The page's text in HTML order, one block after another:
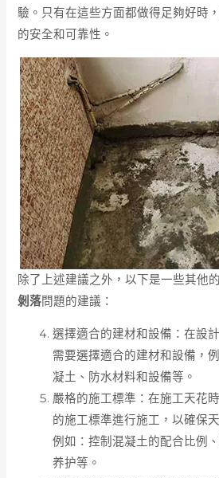
驗。只有在這些方面都做得足夠好時
的安全和可靠性。
除了上述建議之外，以下是一些其他
剝落問題的建議：
選擇適合的建材和設備：在設
需要選擇適合的建材和設備，
凝土、防水材料和設備等。
嚴格的施工標準：在施工天花
的施工標準進行施工，以確保
例如：控制混凝土的配合比例
养护等。